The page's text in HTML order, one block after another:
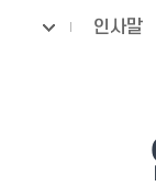
인사말